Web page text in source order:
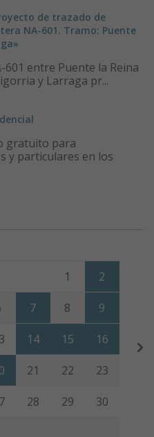
de trazado de
NA-601. Tramo: Puente
entre Puente la Reina
y Larraga pr...
gratuito para
y particulares en los
Viernes Sábado
1 2
7 8 9
14 15 16
21 22 23
28 29 30